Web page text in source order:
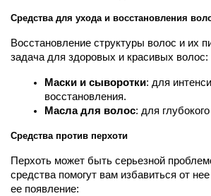
Средства для ухода и восстановления
Восстановление структуры волос и их
задача для здоровых и красивых волос:
Маски и сыворотки: для
восстановления.
Масла для волос: для
Средства против перхоти
Перхоть может быть серьезной
средства помогут вам избавиться от
ее появление: